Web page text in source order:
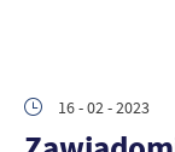
16 - 02 - 2023